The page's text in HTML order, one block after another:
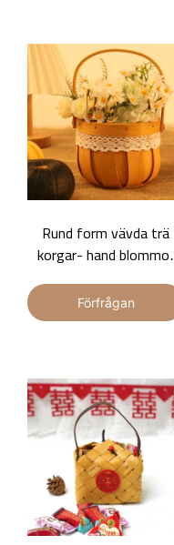
Rund form vävda trä
korgar- hand blommor
korg-Basket Gem
Förfrågan